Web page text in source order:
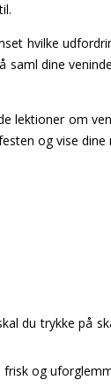
hvilke
saml dine
lektioner om
og vise
du trykke på
og